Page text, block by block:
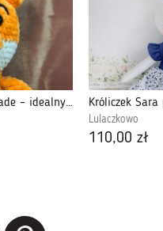
Lisek pluszowy handmade – idealny prezent
Lulaczkowo
110,00 zł